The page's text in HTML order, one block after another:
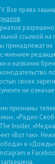
Все права
.
ссылкой
принадлежат
мнением
и названия
своих
не
признаны:
«Радио
Insider,
«Вот так».
и
и
запрещена.